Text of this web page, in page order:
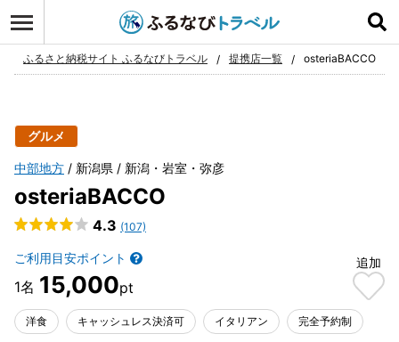
お気に入り
ふるさと納税サイト ふるなびトラベル 提携店一覧 osteriaBACCO
グルメ
中部地方 新潟県 新潟・岩室・弥彦
osteriaBACCO
4.3 (107)
ご利用目安ポイント
15,000
追加
洋食 キャッシュレス決済可 イタリアン 完全予約制